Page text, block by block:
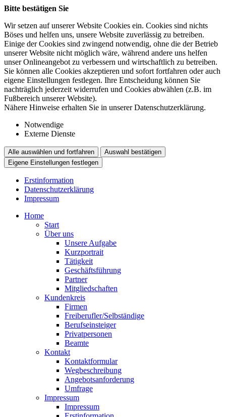
Bitte bestätigen Sie
Wir setzen auf unserer Website Cookies ein. Cookies sind nichts
Böses und helfen uns, unsere Website zuverlässig zu betreiben.
Einige der Cookies sind zwingend notwendig, ohne die der Betrieb
unserer Website nicht möglich wäre, während andere uns helfen
unser Onlineangebot zu verbessern und wirtschaftlich zu betreiben.
Sie können alle Cookies akzeptieren und sofort fortfahren oder auch
eigene Einstellungen festlegen. Ihre Entscheidung können Sie
nachträglich jederzeit widerrufen und Cookies abwählen (z.B. im
Fußbereich unserer Website).
Nähere Hinweise erhalten Sie in unserer Datenschutzerklärung.
Notwendige
Externe Dienste
Alle auswählen und fortfahren
Auswahl bestätigen
Eigene Einstellungen festlegen
Erstinformation
Datenschutzerklärung
Impressum
Home
Start
Über uns
Unsere Aufgabe
Kurzportrait
Tätigkeit
Geschäftsführung
Partner
Mitgliedschaften
Kundenkreis
Firmen
Freiberufler/Selbständige
Berufseinsteiger
Privatpersonen
Beamte
Kontakt
Kontaktformular
Wegbeschreibung
Angebotsanforderung
Umfrage
Impressum
Impressum